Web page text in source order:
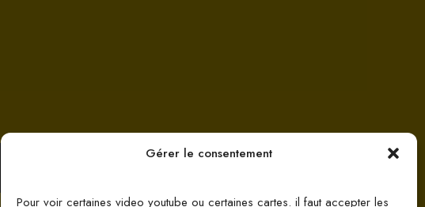
Gérer le consentement
Pour voir certaines video youtube ou certaines cartes. il faut accepter les